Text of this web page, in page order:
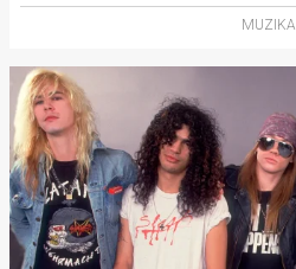
MUZIKA